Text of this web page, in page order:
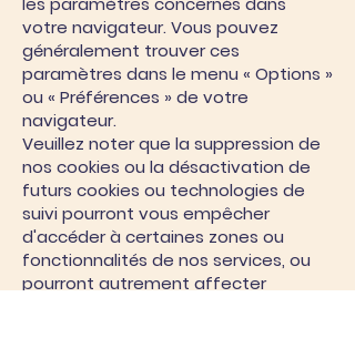
votre navigateur. Vous pouvez
généralement trouver ces
paramètres dans le menu « Options »
ou « Préférences » de votre
navigateur.
Veuillez noter que la suppression de
nos cookies ou la désactivation de
futurs cookies ou technologies de
suivi pourront vous empêcher
d'accéder à certaines zones ou
fonctionnalités de nos services, ou
pourront autrement affecter